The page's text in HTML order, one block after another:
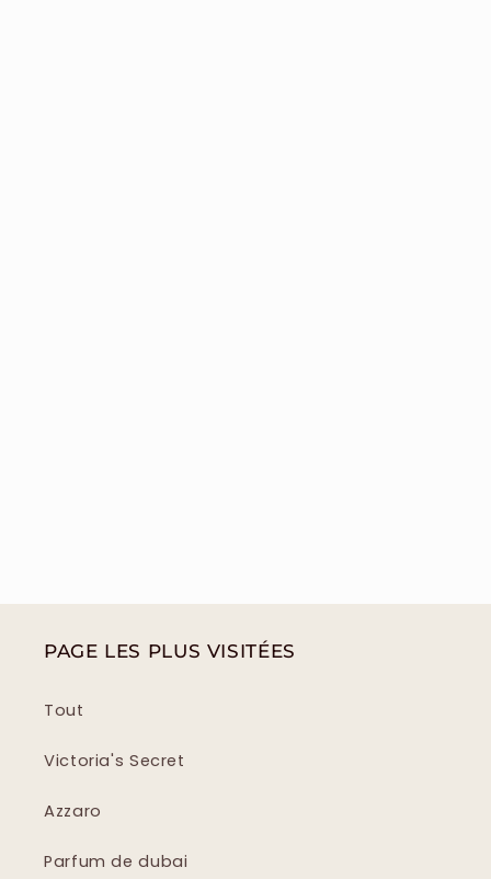
PAGE LES PLUS VISITÉES
Tout
Victoria's Secret
Azzaro
Parfum de dubai